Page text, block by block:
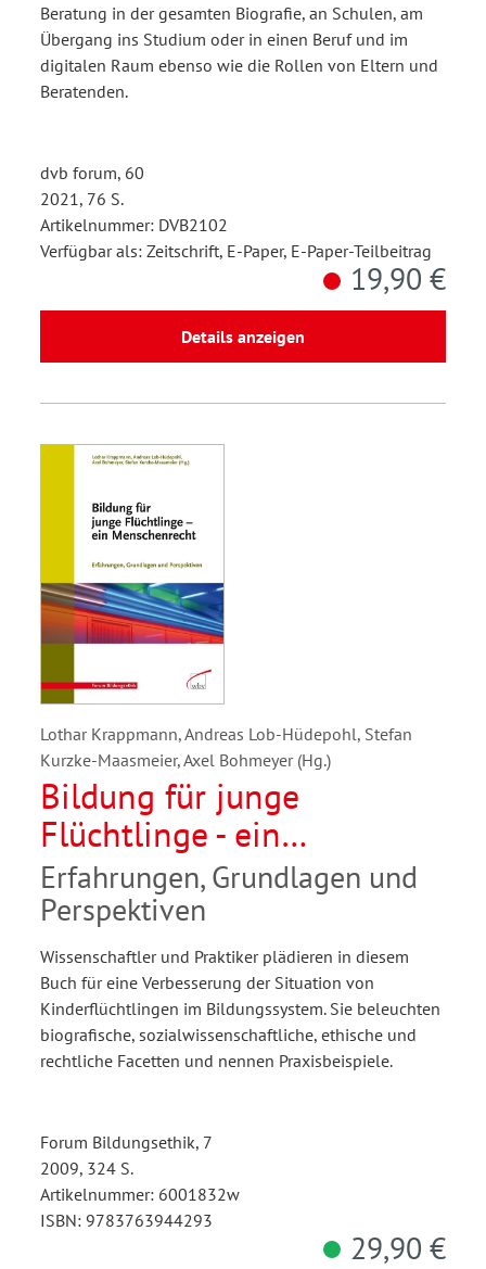
Beratung in der gesamten Biografie, an Schulen, am
Übergang ins Studium oder in einen Beruf und im
digitalen Raum ebenso wie die Rollen von Eltern und
Beratenden.
dvb forum, 60
2021, 76 S.
Artikelnummer: DVB2102
Verfügbar als: Zeitschrift, E-Paper, E-Paper-Teilbeitrag
19,90 €
Details anzeigen
Lothar Krappmann, Andreas Lob-Hüdepohl, Stefan
Kurzke-Maasmeier, Axel Bohmeyer (Hg.)
Bildung für junge
Flüchtlinge - ein
Menschenrecht
Erfahrungen, Grundlagen und
Perspektiven
Wissenschaftler und Praktiker plädieren in diesem
Buch für eine Verbesserung der Situation von
Kinderflüchtlingen im Bildungssystem. Sie beleuchten
biografische, sozialwissenschaftliche, ethische und
rechtliche Facetten und nennen Praxisbeispiele.
Forum Bildungsethik, 7
2009, 324 S.
Artikelnummer: 6001832w
ISBN: 9783763944293
29,90 €